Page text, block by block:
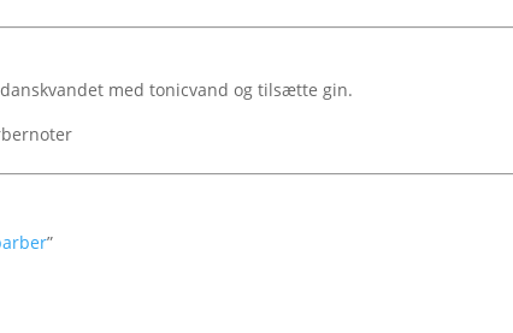
med tonicvand og tilsætte gin.
”